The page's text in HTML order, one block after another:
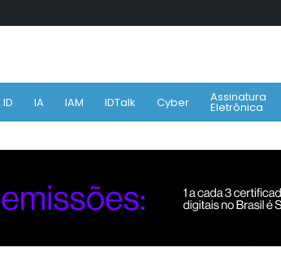
ID IA IAM IDTalk Cyber Assinatura
Eletrônica